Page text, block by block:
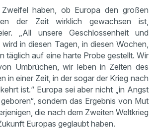
haben, ob Europa den großen
der Zeit wirklich gewachsen ist,
„All unsere Geschlossenheit und
in diesen Tagen, in diesen Wochen,
täglich auf eine harte Probe gestellt. Wir
Umbrüchen, wir leben in Zeiten des
in einer Zeit, in der sogar der Krieg nach
ist.“ Europa sei aber nicht „in Angst
sondern das Ergebnis von Mut
die nach dem Zweiten Weltkrieg
Europas geglaubt haben.